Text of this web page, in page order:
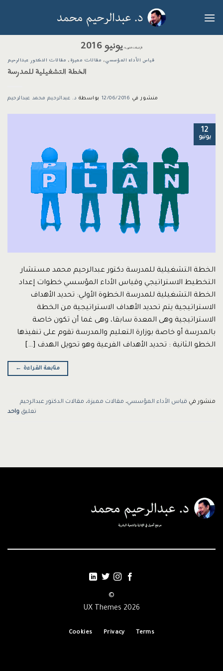
للمحتوى
الأرشيفات الشهرية:يونيو 2016
قياس الأداء المؤسسي، مقالات مميزة، مقالات الدكتور عبدالرحيم
الخطة التشغيلية للمدرسة
منشور في 12/06/2016 بواسطة د. عبدالرحيم محمد عبدالرحيم
12
يونيو
الخطة التشغيلية للمدرسة دكتور عبدالرحيم محمد مستشار
التخطيط الاستراتيجي وقياس الأداء المؤسسي خطوات إعداد
الخطة التشغيلية للمدرسة الخطوة الأولي: تحديد الأهداف
الاستراتيجية يتم تحديد الأهداف الاستراتيجية من الخطة
الاستراتيجية وهى المعدة سابقا، وهى غما أن تكون خاصة
بالمدرسة أو خاصة بوزارة التعليم والمدرسة تقوم على تنفيذها
الخطو الثانية : تحديد الأهداف الفرعية وهو تحويل الهدف […]
متابعة القراءة ←
منشور في قياس الأداء المؤسسي، مقالات مميزة، مقالات الدكتور عبدالرحيم
تعليق واحد
©
2026 UX Themes
Terms
Privacy
Cookies